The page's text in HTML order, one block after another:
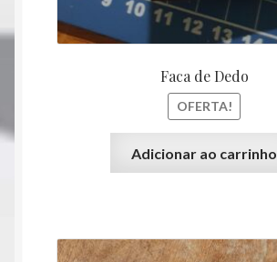
Faca de Dedo
OFERTA!
Adicionar ao carrinho